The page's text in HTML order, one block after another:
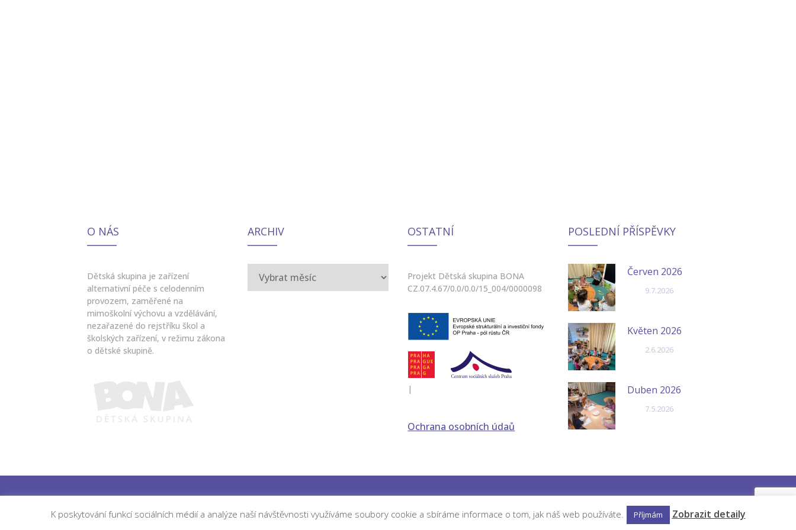
O NÁS
Dětská skupina je zařízení
alternativní péče s celodenním
provozem, zaměřené na
mimoškolní výchovu a vzdělávání,
nezařazené do rejstříku škol a
školských zařízení, v režimu zákona
o dětské skupině.
ARCHIV OSTATNÍ
Projekt Dětská skupina BONA
CZ.07.4.67/0.0/0.0/15_004/0000098
|
Ochrana osobních údaů
POSLEDNÍ PŘÍSPĚVKY
Červen 2026
9.7.2026
Květen 2026
2.6.2026
Duben 2026
7.5.2026
©Dětská skupina BONA byFF Design
K poskytování funkcí sociálních médií a analýze naší návštěvnosti využíváme soubory cookie a sbíráme informace o tom, jak náš web používáte. Příjmám Zobrazit detaily